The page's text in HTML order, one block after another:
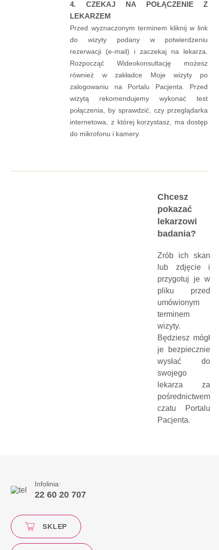
4. CZEKAJ NA POŁĄCZENIE Z
LEKARZEM
Przed wyznaczonym terminem kliknij w link
do wizyty podany w potwierdzeniu
rezerwacji (e-mail) i zaczekaj na lekarza.
Rozpocząć Wideokonsultację możesz
również w zakładce Moje wizyty po
zalogowaniu na Portalu Pacjenta. Przed
wizytą rekomendujemy wykonać test
połączenia, by sprawdzić, czy przeglądarka
internetowa, z której korzystasz, ma dostęp
do mikrofonu i kamery.
Chcesz
pokazać
lekarzowi
badania?
Zrób ich skan
lub zdjęcie i
przygotuj je w
pliku przed
umówionym
terminem
wizyty.
Będziesz mógł
je bezpiecznie
wysłać do
swojego
lekarza za
pośrednictwem
czatu Portalu
Pacjenta.
Infolinia:
22 60 20 707
SKLEP